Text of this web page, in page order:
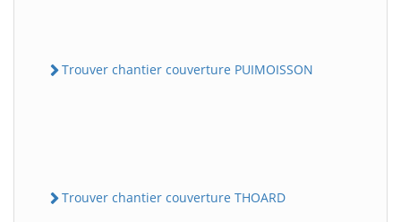
Trouver chantier couverture PUIMOISSON
Trouver chantier couverture THOARD